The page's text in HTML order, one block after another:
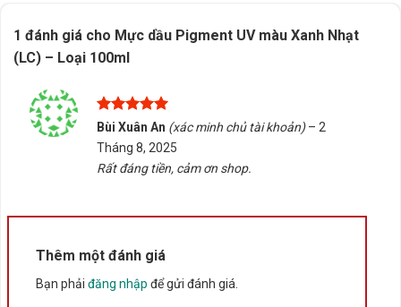
Thông số kỹ thuật
Xuất xứ
1 đánh giá cho Mực dầu Pigment UV màu Xanh Nhạt
(LC) – Loại 100ml
Được xếp
hạng
55
sao
Bùi Xuân An (xác minh chủ tài khoản) – 2
Tháng 8, 2025
Rất đáng tiền, cảm ơn shop.
Thêm một đánh giá
Bạn phải đăng nhập để gửi đánh giá.